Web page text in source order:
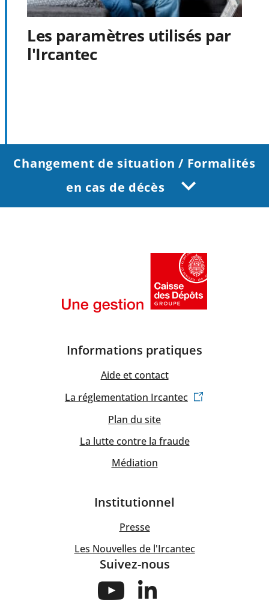
Les paramètres utilisés par
l'Ircantec
Changement de situation / Formalités
en cas de décès
Informations pratiques
Aide et contact
La réglementation Ircantec
Plan du site
La lutte contre la fraude
Médiation
Institutionnel
Presse
Les Nouvelles de l'Ircantec
Suivez-nous
Suivez-
nous